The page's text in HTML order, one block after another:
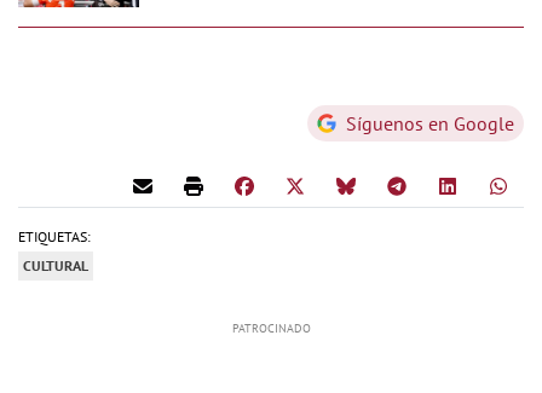
Síguenos en Google
ETIQUETAS:
CULTURAL